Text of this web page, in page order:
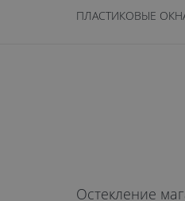
ПЛАСТИКОВЫЕ
Окна Остекление
Остекление